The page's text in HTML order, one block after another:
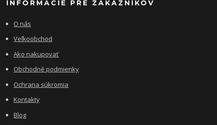
INFORMÁCIE PRE ZÁKAZNÍKOV
O nás
Veľkoobchod
Ako nakupovať
Obchodné podmienky
Ochrana súkromia
Kontakty
Blog